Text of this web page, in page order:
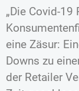
„Die Covid-
eine Zäsur:
Downs zu
der Retailer